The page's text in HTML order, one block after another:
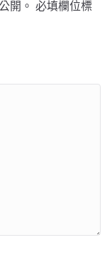
開。 必填欄位標